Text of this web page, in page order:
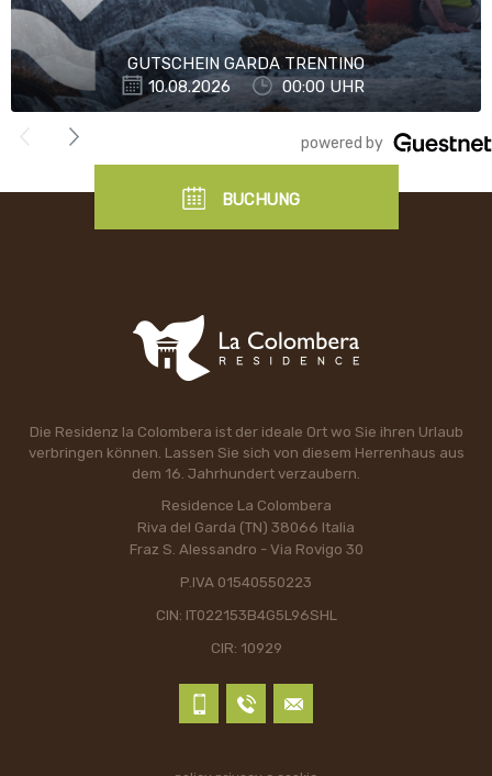
GUTSCHEIN GARDA TRENTINO
10.08.2026
00:00 UHR
powered by
BUCHUNG
Die Residenz la Colombera ist der ideale Ort wo Sie ihren Urlaub
verbringen können. Lassen Sie sich von diesem Herrenhaus aus
dem 16. Jahrhundert verzaubern.
Residence La Colombera
Riva del Garda (TN) 38066 Italia
Fraz S. Alessandro - Via Rovigo 30
P.IVA 01540550223
CIN: IT022153B4G5L96SHL
CIR: 10929